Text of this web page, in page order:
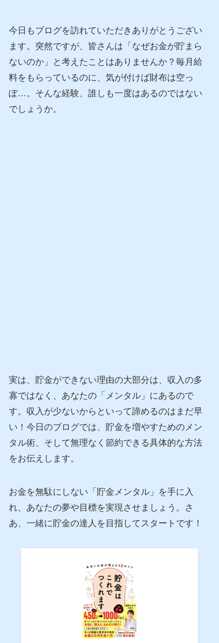
今日もブログを訪れていただきありがとうござい
ます。突然ですが、皆さんは「なぜお金が貯まら
ないのか」と考えたことはありませんか？毎月給
料をもらっているのに、気が付けば財布は空っ
ぽ…。そんな経験、誰しも一度はあるのではない
でしょうか。
実は、貯金ができない理由の大部分は、収入の多
寡ではなく、あなたの「メンタル」にあるので
す。収入が少ないからといって諦めるのはまだ早
い！今日のブログでは、貯金を増やすためのメン
タル術、そして無理なく節約できる具体的な方法
をお伝えします。
お金を無駄にしない「貯金メンタル」を手に入
れ、あなたの夢や目標を実現させましょう。さ
あ、一緒に貯金の達人を目指してスタートです！